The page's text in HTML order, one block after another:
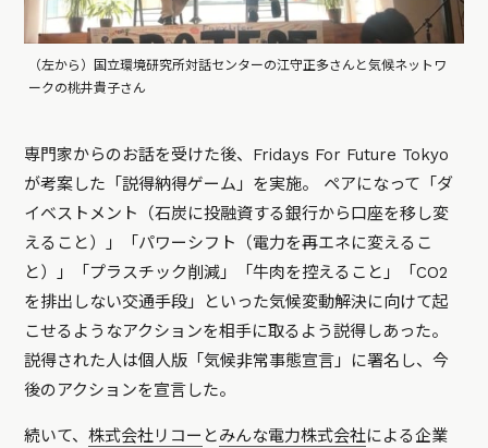
（左から）国立環境研究所対話センターの江守正多さんと気候ネットワ
ークの桃井貴子さん
専門家からのお話を受けた後、Fridays For Future Tokyo
が考案した「説得納得ゲーム」を実施。 ペアになって「ダ
イベストメント（石炭に投融資する銀行から口座を移し変
えること）」「パワーシフト（電力を再エネに変えるこ
と）」「プラスチック削減」「牛肉を控えること」「CO2
を排出しない交通手段」といった気候変動解決に向けて起
こせるようなアクションを相手に取るよう説得しあった。
説得された人は個人版「気候非常事態宣言」に署名し、今
後のアクションを宣言した。
続いて、株式会社リコー とみんな電力株式会社による企業